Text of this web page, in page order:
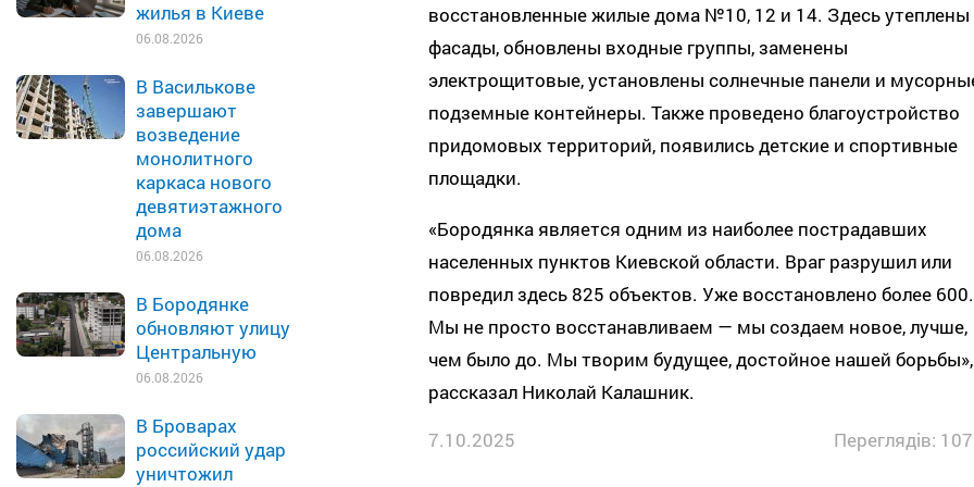
жилья в Киеве
06.08.2026
В Василькове
завершают
возведение
монолитного
каркаса нового
девятиэтажного
дома
06.08.2026
В Бородянке
обновляют улицу
Центральную
06.08.2026
В Броварах
российский удар
уничтожил
восстановленные жилые дома №10, 12 и 14. Здесь утеплены
фасады, обновлены входные группы, заменены
электрощитовые, установлены солнечные панели и
подземные контейнеры. Также проведено благоустройство
придомовых территорий, появились детские и спортивные
площадки.
«Бородянка является одним из наиболее пострадавших
населенных пунктов Киевской области. Враг разрушил или
повредил здесь 825 объектов. Уже восстановлено более 600.
Мы не просто восстанавливаем — мы создаем новое, лучше,
чем было до. Мы творим будущее, достойное нашей
рассказал Николай Калашник.
7.10.2025
Переглядів: